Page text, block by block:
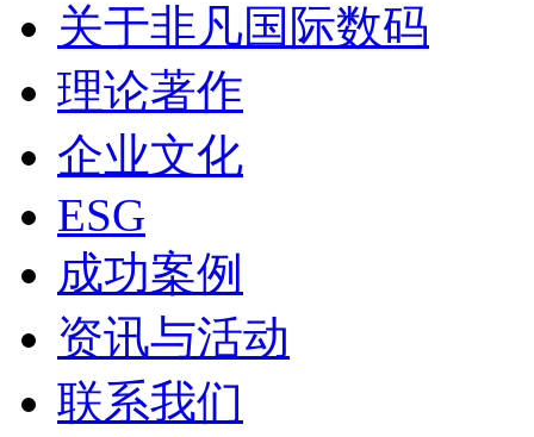
关于非凡国际数码
理论著作
企业文化
ESG
成功案例
资讯与活动
联系我们